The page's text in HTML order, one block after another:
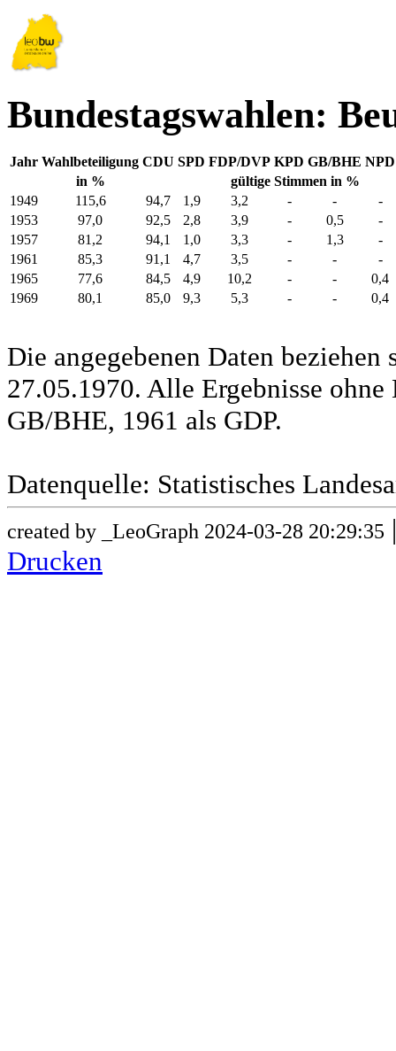
Bundestagswahlen:
Jahr Wahlbeteiligung CDU SPD FDP/DVP KPD GB/BHE NPD
in %
gültige Stimmen in %
1949
115,6 94,7 1,9 3,2 - -
-
1953
97,0 92,5 2,8 3,9 - 0,5
-
1957
81,2 94,1 1,0 3,3 - 1,3
-
1961
85,3 91,1 4,7 3,5 - -
-
1965
77,6 84,5 4,9 10,2 - -
0,4
1969
80,1 85,0 9,3 5,3 - - 0,4
Die angegebenen Daten
27.05.1970. Alle Ergebnisse
GB/BHE, 1961 als GDP.
Datenquelle: Statistisches
created by _LeoGraph 2024-03-28 20:29:35
Drucken